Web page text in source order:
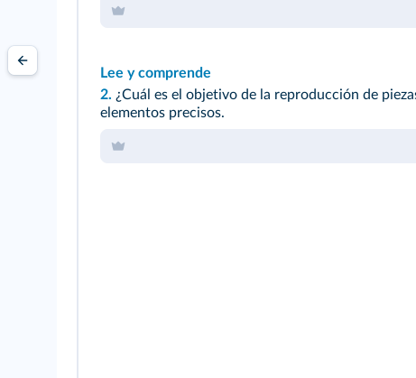
Lee y comprende
2. ¿Cuál es el objetivo de la reproducción de
elementos precisos.